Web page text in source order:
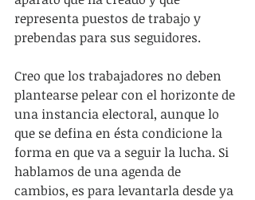
representa puestos de trabajo y
prebendas para sus seguidores.
Creo que los trabajadores no deben
plantearse pelear con el horizonte de
una instancia electoral, aunque lo
que se defina en ésta condicione la
forma en que va a seguir la lucha. Si
hablamos de una agenda de
cambios, es para levantarla desde ya